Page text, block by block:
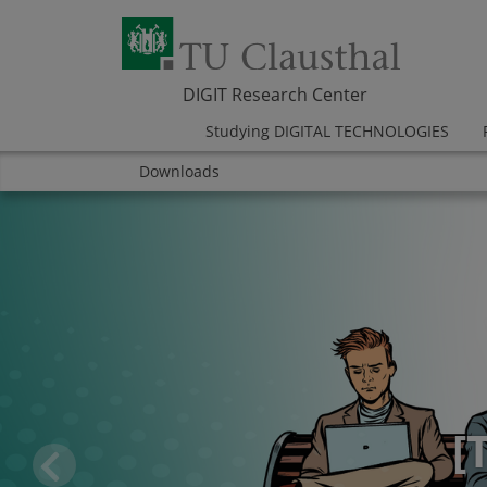
DIGIT Research Center
Studying DIGITAL TECHNOLOGIES
Downloads